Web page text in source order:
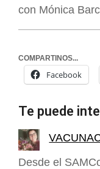
con Mónica
COMPARTINOS...
Facebook
Te puede
Desde el